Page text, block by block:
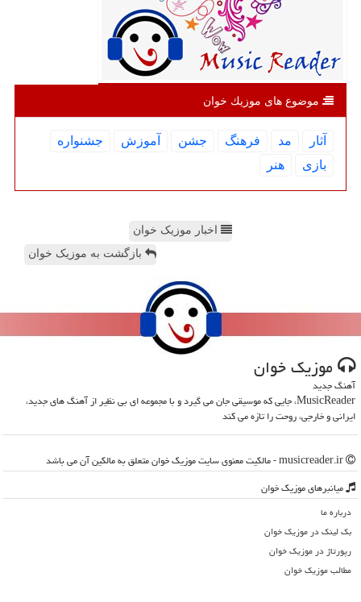
موضوع های موزیك خوان
آثار مد فرهنگ جشن آموزش
جشنواره
بازی
هنر
اخبار موزیک خوان
بازگشت به موزیک خوان
موزیك خوان
آهنگ جدید
MusicReader، جایی که موسیقی جان می گیرد و با مجموعه ای بی نظیر از آهنگ های جدید،
ایرانی و خارجی، روحت را تازه می کند
میانبرهای موزیك خوان
درباره ما
بک لینک در موزیك خوان
رپورتاژ در موزیك خوان
مطالب موزیك خوان